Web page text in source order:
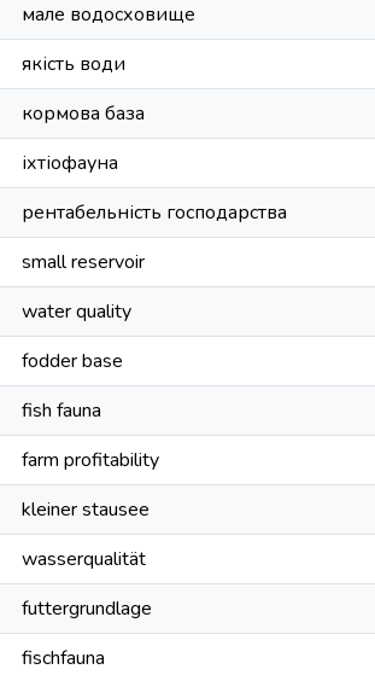
мале водосховище
якість води
кормова база
іхтіофауна
рентабельність господарства
small reservoir
water quality
fodder base
fish fauna
farm profitability
kleiner stausee
wasserqualität
futtergrundlage
fischfauna